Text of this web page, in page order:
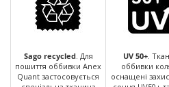
Sago recycled. Для
пошиття оббивки Anex
Quant застосовується
UV 50+.
оббивки
оснащені